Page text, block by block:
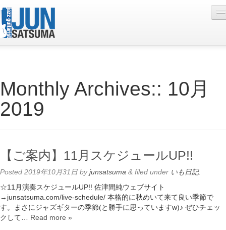
Live Schedule
Discography
Contact
YouTube
Online Lesson
Monthly Archives:: 10月
2019
【ご案内】11月スケジュールUP!!
Posted 2019年10月31日 byjunsatsuma & filed under いも日記.
☆11月演奏スケジュールUP!! 佐津間純ウェブサイト
→junsatsuma.com/live-schedule/ 本格的に秋めいて来て良い季節で
す。まさにジャズギターの季節(と勝手に思っていますw)♪ ぜひチェッ
クして… Read more »